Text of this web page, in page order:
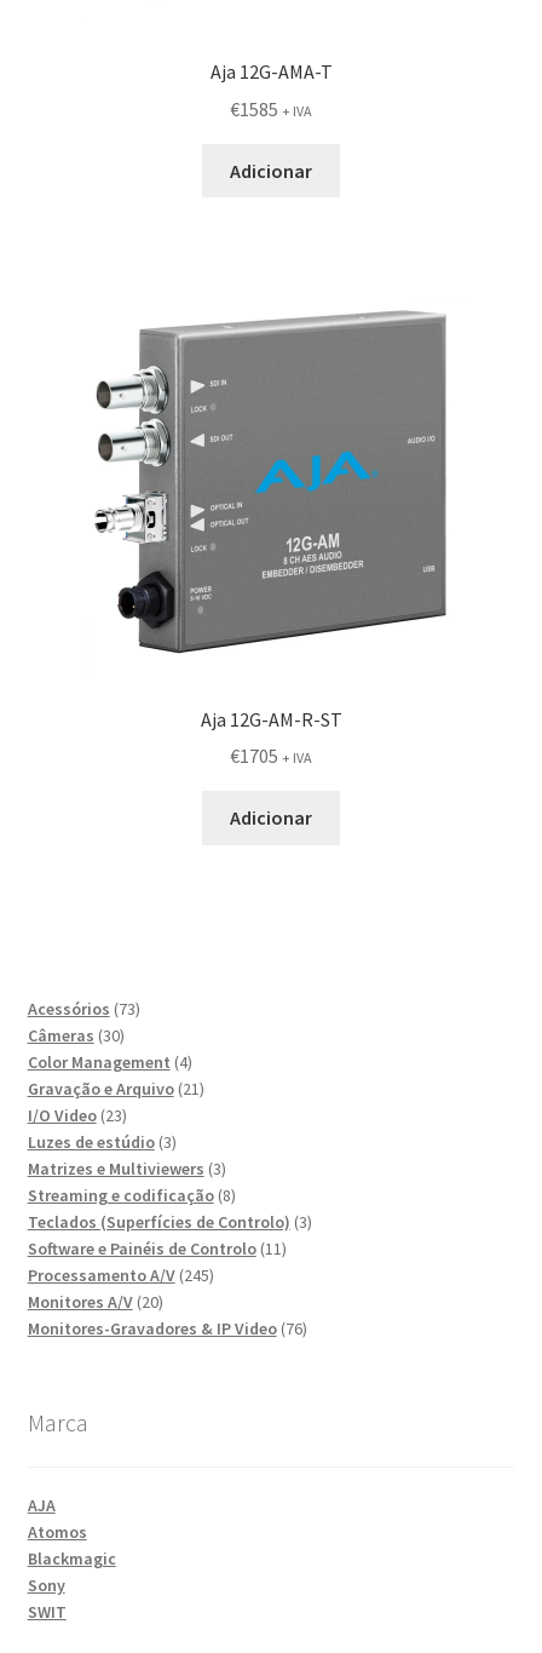
Aja 12G-AMA-T
€1585 + IVA
Adicionar
Aja 12G-AM-R-ST
€1705 + IVA
Adicionar
Acessórios 7373
Câmeras 3030
produtos
Color Management 44
produtos
Gravação e Arquivo 2121
I/O Video 2323
produtos
Luzes de estúdio 33
produtos
Matrizes e Multiviewers 33
produtos
Streaming e codificação 88
produtos
Teclados (Superfícies de Controlo) 33
Software e Painéis de Controlo 1111
Processamento A/V 245245
Monitores A/V 2020
produtos
Monitores-Gravadores & IP Video 7676
Marca
AJA
Atomos
Blackmagic
Sony
SWIT